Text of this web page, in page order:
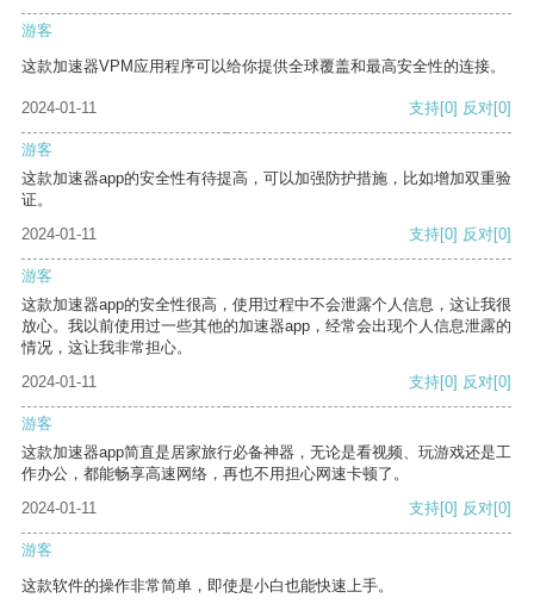
游客
这款加速器VPM应用程序可以给你提供全球覆盖和最高安全性的连接。
2024-01-11 支持[0] 反对[0]
游客
这款加速器app的安全性有待提高，可以加强防护措施，比如增加双重验
证。
2024-01-11
支持[0] 反对[0]
游客
这款加速器app的安全性很高，使用过程中不会泄露个人信息，这让我很
放心。我以前使用过一些其他的加速器app，经常会出现个人信息泄露的
情况，这让我非常担心。
2024-01-11
支持[0] 反对[0]
游客
这款加速器app简直是居家旅行必备神器，无论是看视频、玩游戏还是工
作办公，都能畅享高速网络，再也不用担心网速卡顿了。
2024-01-11
支持[0] 反对[0]
游客
这款软件的操作非常简单，即使是小白也能快速上手。